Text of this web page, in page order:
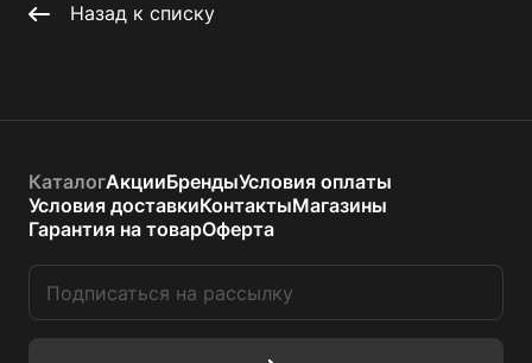
Назад к списку
КаталогАкцииБрендыУсловия оплаты
Условия доставкиКонтактыМагазины
Гарантия на товарОферта